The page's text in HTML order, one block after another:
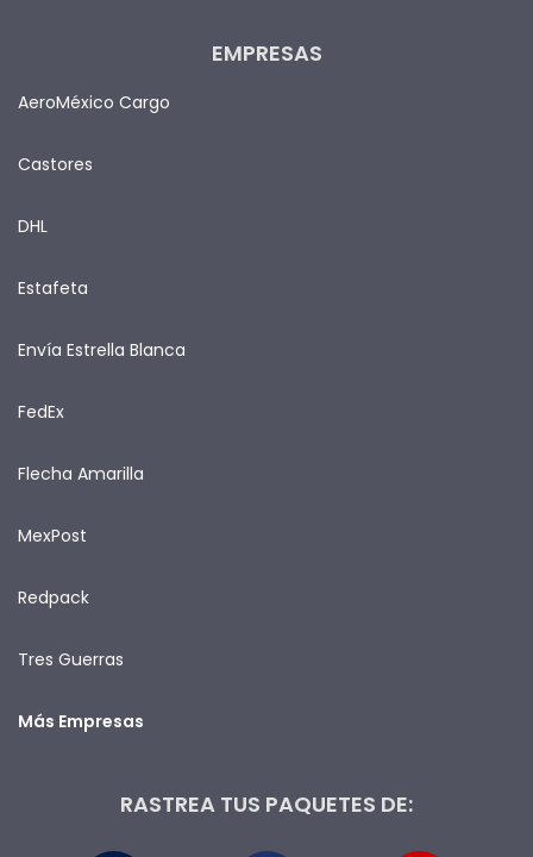
EMPRESAS
AeroMéxico Cargo
Castores
DHL
Estafeta
Envía Estrella Blanca
FedEx
Flecha Amarilla
MexPost
Redpack
Tres Guerras
Más Empresas
RASTREA TUS PAQUETES DE: